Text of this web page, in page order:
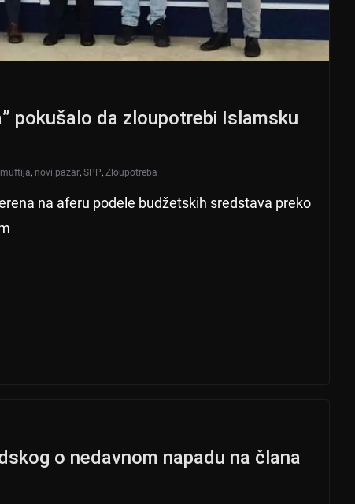
pokušalo da zloupotrebi Islamsku
muftija, novi pazar, SPP, Zloupotreba
na aferu podele budžetskih sredstava preko
o nedavnom napadu na člana